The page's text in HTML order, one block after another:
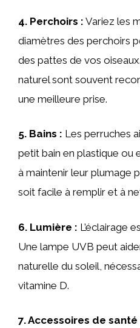
4. Perchoirs : Variez les
diamètres des perchoirs
des pattes de vos
naturel sont souvent
une meilleure prise.
5. Bains : Les perruches
petit bain en plastique ou
à maintenir leur plumage
soit facile à remplir et à
6. Lumière : L’éclairage
Une lampe UVB peut
naturelle du soleil,
vitamine D.
7. Accessoires de santé